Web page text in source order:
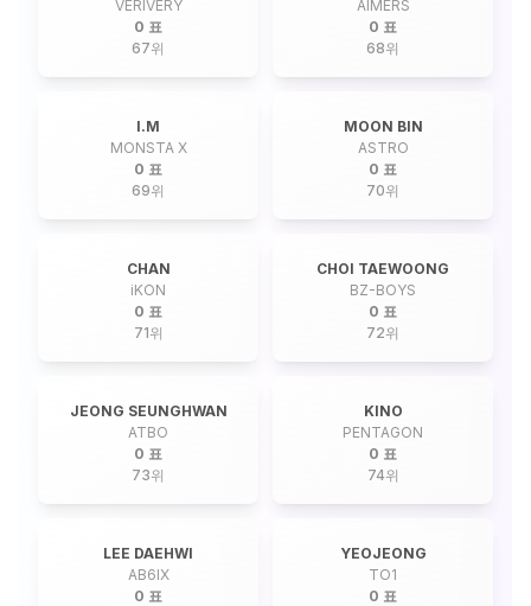
VERIVERY
0 표
67위
AIMERS
0 표
68위
I.M
MONSTA X
0 표
69위
MOON BIN
ASTRO
0 표
70위
CHAN
iKON
0 표
71위
CHOI TAEWOONG
BZ-BOYS
0 표
72위
JEONG SEUNGHWAN
ATBO
0 표
73위
KINO
PENTAGON
0 표
74위
LEE DAEHWI
AB6IX
0 표
YEOJEONG
TO1
0 표